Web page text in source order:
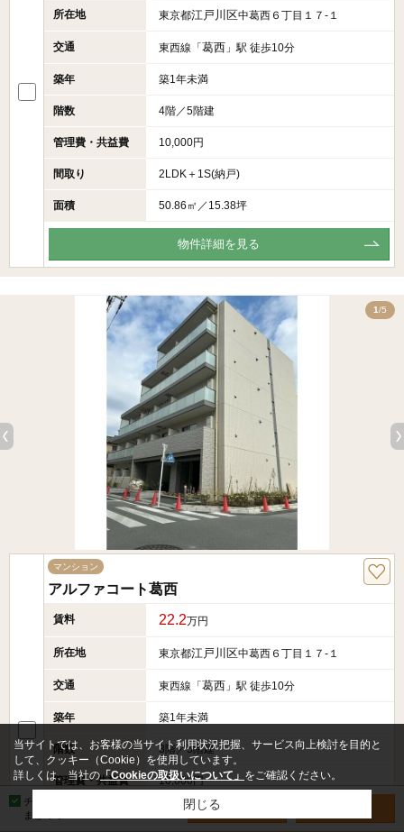
所在地 東京都江戸川区中葛西６丁目１７-１
交通 東西線「 葛西 」駅 徒歩10分
築年 築1年未満
階数 4階／5階建
管理費・共益費 10,000円
間取り 2LDK＋1S(納戸)
面積 50.86㎡／15.38坪
物件詳細を見る
1/5
マンション
アルファコート葛西
賃料 22.2万円
所在地 東京都江戸川区中葛西６丁目１７-１
交通 東西線「 葛西 」駅 徒歩10分
築年 築1年未満
階数 3階／5階建
管理費・共益費 10,000円
2LDK＋1S(納戸)
チェックした物件を
まとめて
お問い合わせ
当サイトでは、お客様の当サイト利用状況把握、サービス向上検討を目的と
して、クッキー（Cookie）を使用しています。
詳しくは、当社の「Cookieの取扱いについて」 をご確認ください。
閉じる